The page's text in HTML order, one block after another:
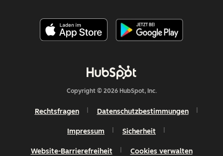
Copyright © 2026 HubSpot, Inc.
Rechtsfragen Datenschutzbestimmungen
Impressum Sicherheit
Website-Barrierefreiheit Cookies verwalten